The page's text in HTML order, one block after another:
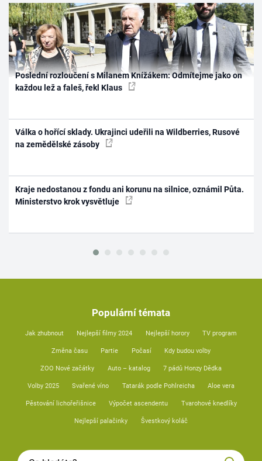
Poslední rozloučení s Milanem Knížákem: Odmítejme jako on
každou lež a faleš, řekl Klaus
Válka o hořící sklady. Ukrajinci udeřili na Wildberries, Rusové
na zemědělské zásoby
Kraje nedostanou z fondu ani korunu na silnice, oznámil Půta.
Ministerstvo krok vysvětluje
Populární témata
Jak zhubnout Nejlepší filmy 2024 Nejlepší horory TV program
Změna času Partie Počasí Kdy budou volby
ZOO Nové začátky Auto – katalog 7 pádů Honzy Dědka
Volby 2025 Svařené víno Tatarák podle Pohlreicha Aloe vera
Pěstování lichořeřišnice Výpočet ascendentu Tvarohové knedlíky
Nejlepší palačinky Švestkový koláč